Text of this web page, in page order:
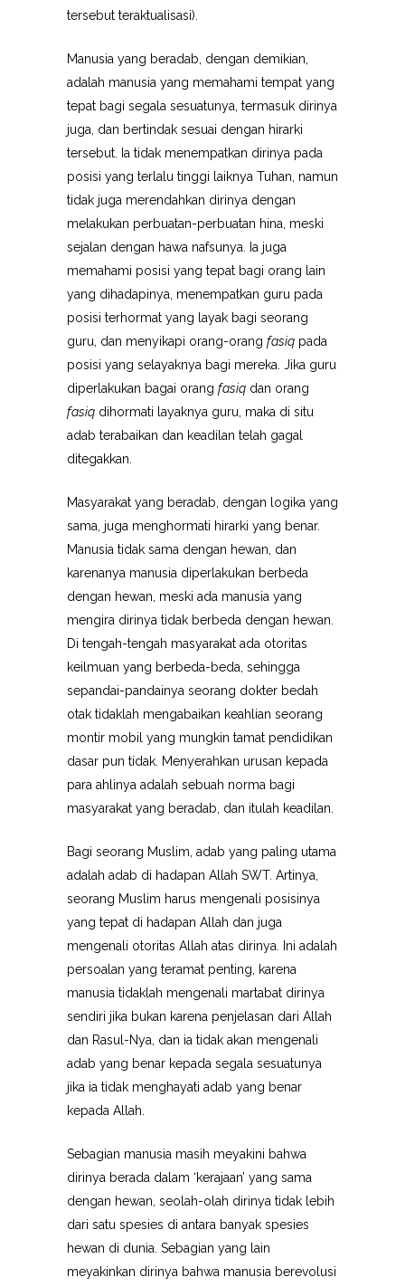
tersebut teraktualisasi).
Manusia yang beradab, dengan demikian,
adalah manusia yang memahami tempat yang
tepat bagi segala sesuatunya, termasuk dirinya
juga, dan bertindak sesuai dengan hirarki
tersebut. Ia tidak menempatkan dirinya pada
posisi yang terlalu tinggi laiknya Tuhan, namun
tidak juga merendahkan dirinya dengan
melakukan perbuatan-perbuatan hina, meski
sejalan dengan hawa nafsunya. Ia juga
memahami posisi yang tepat bagi orang lain
yang dihadapinya, menempatkan guru pada
posisi terhormat yang layak bagi seorang
guru, dan menyikapi orang-orang fasiq pada
posisi yang selayaknya bagi mereka. Jika guru
diperlakukan bagai orang fasiq dan orang
fasiq dihormati layaknya guru, maka di situ
adab terabaikan dan keadilan telah gagal
ditegakkan.
Masyarakat yang beradab, dengan logika yang
sama, juga menghormati hirarki yang benar.
Manusia tidak sama dengan hewan, dan
karenanya manusia diperlakukan berbeda
dengan hewan, meski ada manusia yang
mengira dirinya tidak berbeda dengan hewan.
Di tengah-tengah masyarakat ada otoritas
keilmuan yang berbeda-beda, sehingga
sepandai-pandainya seorang dokter bedah
otak tidaklah mengabaikan keahlian seorang
montir mobil yang mungkin tamat pendidikan
dasar pun tidak. Menyerahkan urusan kepada
para ahlinya adalah sebuah norma bagi
masyarakat yang beradab, dan itulah keadilan.
Bagi seorang Muslim, adab yang paling utama
adalah adab di hadapan Allah SWT. Artinya,
seorang Muslim harus mengenali posisinya
yang tepat di hadapan Allah dan juga
mengenali otoritas Allah atas dirinya. Ini adalah
persoalan yang teramat penting, karena
manusia tidaklah mengenali martabat dirinya
sendiri jika bukan karena penjelasan dari Allah
dan Rasul-Nya, dan ia tidak akan mengenali
adab yang benar kepada segala sesuatunya
jika ia tidak menghayati adab yang benar
kepada Allah.
Sebagian manusia masih meyakini bahwa
dirinya berada dalam ‘kerajaan’ yang sama
dengan hewan, seolah-olah dirinya tidak lebih
dari satu spesies di antara banyak spesies
hewan di dunia. Sebagian yang lain
meyakinkan dirinya bahwa manusia berevolusi